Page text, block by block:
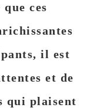
ces
il est
et de
qui plaisent